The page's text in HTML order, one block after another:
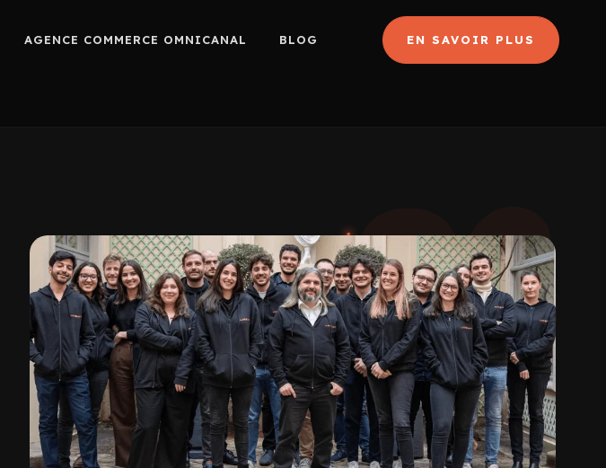
AGENCE COMMERCE OMNICANAL BLOG EN SAVOIR PLUS